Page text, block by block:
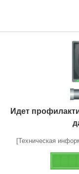
Идет
[Техническая